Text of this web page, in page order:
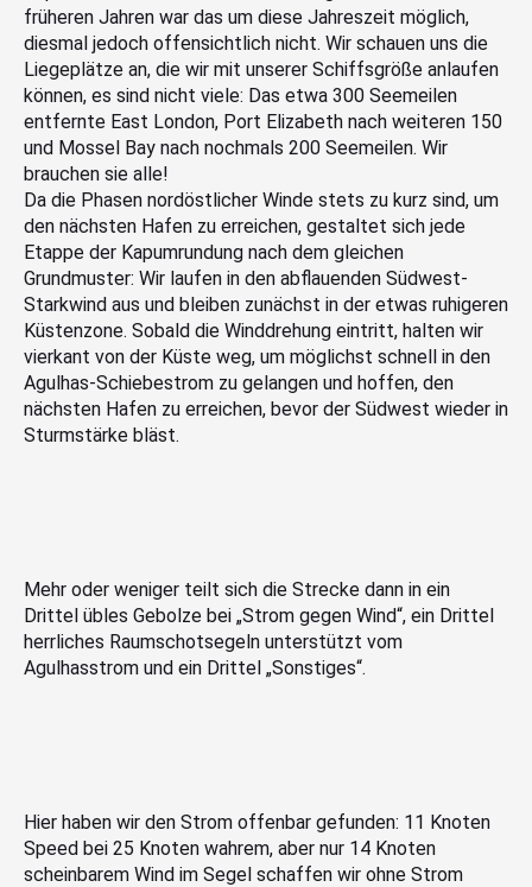
früheren Jahren war das um diese Jahreszeit möglich,
diesmal jedoch offensichtlich nicht. Wir schauen uns die
Liegeplätze an, die wir mit unserer Schiffsgröße anlaufen
können, es sind nicht viele: Das etwa 300 Seemeilen
entfernte East London, Port Elizabeth nach weiteren 150
und Mossel Bay nach nochmals 200 Seemeilen. Wir
brauchen sie alle!
Da die Phasen nordöstlicher Winde stets zu kurz sind, um
den nächsten Hafen zu erreichen, gestaltet sich jede
Etappe der Kapumrundung nach dem gleichen
Grundmuster: Wir laufen in den abflauenden Südwest-
Starkwind aus und bleiben zunächst in der etwas ruhigeren
Küstenzone. Sobald die Winddrehung eintritt, halten wir
vierkant von der Küste weg, um möglichst schnell in den
Agulhas-Schiebestrom zu gelangen und hoffen, den
nächsten Hafen zu erreichen, bevor der Südwest wieder in
Sturmstärke bläst.
Mehr oder weniger teilt sich die Strecke dann in ein
Drittel übles Gebolze bei „Strom gegen Wind“, ein Drittel
herrliches Raumschotsegeln unterstützt vom
Agulhasstrom und ein Drittel „Sonstiges“.
Hier haben wir den Strom offenbar gefunden: 11 Knoten
Speed bei 25 Knoten wahrem, aber nur 14 Knoten
scheinbarem Wind im Segel schaffen wir ohne Strom